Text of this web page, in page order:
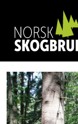
Tag:
frivillig